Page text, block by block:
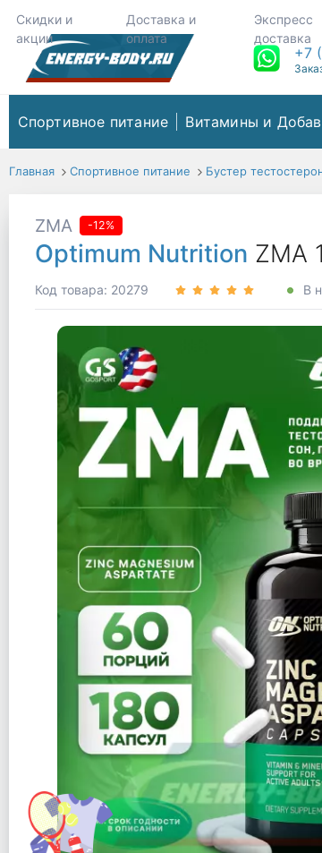
Скидки и
акции
Доставка и
оплата
Экспресс
доставка
+7
Спортивное питание Витамины и
Главная Спортивное питание Бустер
ZMA -12%
Optimum Nutrition ZMA
Код товара: 20279 В